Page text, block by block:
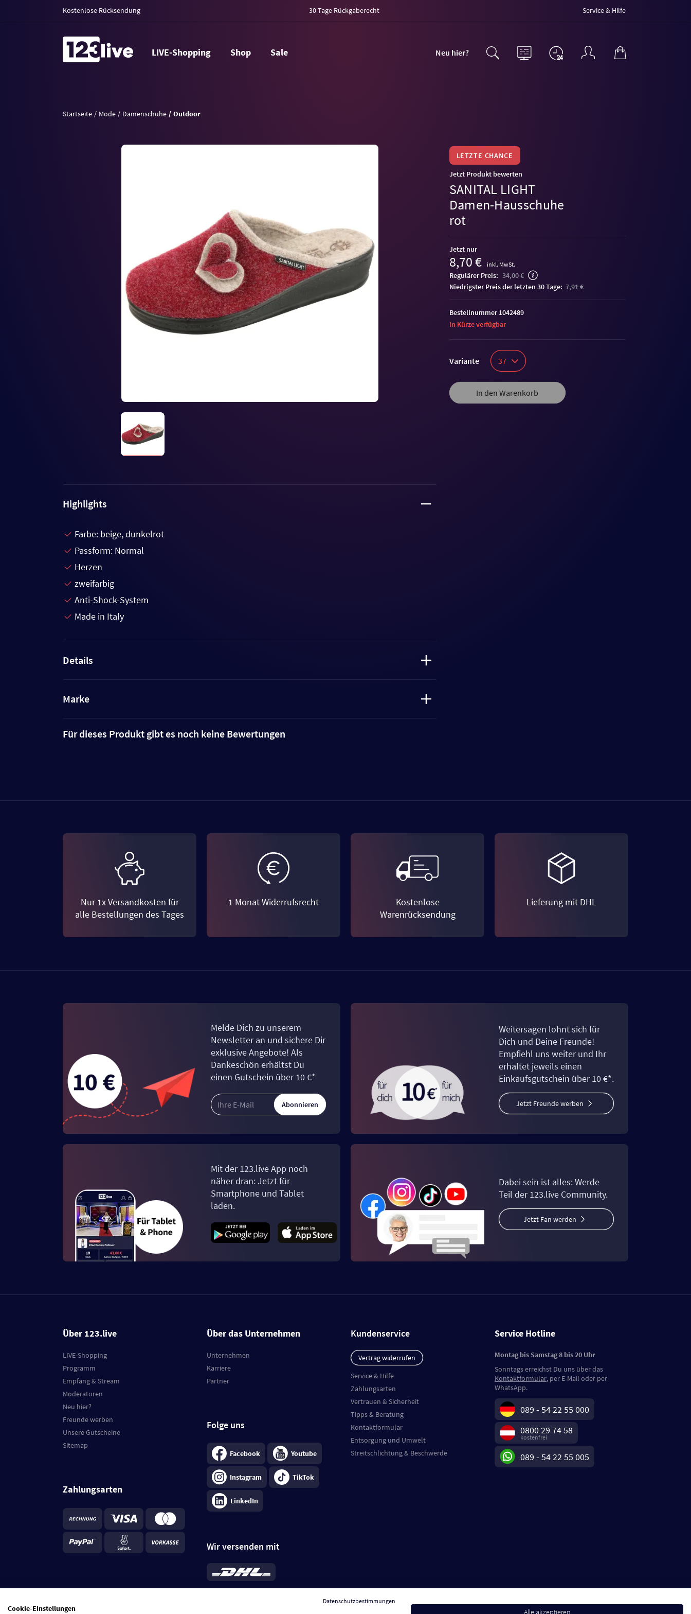
Kostenlose Rücksendung 30 Tage Rückgaberecht Service & Hilfe
LIVE-Shopping Shop Sale Neu hier?
Startseite Mode Damenschuhe Outdoor
LETZTE CHANCE
Jetzt Produkt bewerten
SANITAL LIGHT
Damen-Hausschuhe
rot
Jetzt nur
8,70 € inkl. MwSt.
Regulärer Preis: 34,00 €
niedrigster Preis der letzten 30 Tage: 7,91 €
Variante 37
In den Warenkorb
Bestellnummer 1042489
In Kürze verfügbar
Highlights
Farbe: beige, dunkelrot
Passform: Normal
Herzen
zweifarbig
Anti-Shock-System
Made in Italy
Details
Marke
Für dieses Produkt gibt es noch keine Bewertungen
Nur 1x Versandkosten für
alle Bestellungen des Tages
1 Monat Widerrufsrecht
Kostenlose
Warenrücksendung
Lieferung mit DHL
Melde Dich zu unserem
Newsletter an und sichere Dir
exklusive Angebote! Als
Dankeschön erhältst Du
einen Gutschein über 10 €*
Abonnieren
Weitersagen lohnt sich für
Dich und Deine Freunde!
Empfiehl uns weiter und Ihr
erhaltet jeweils einen
Einkaufsgutschein über 10 €*.
Jetzt Freunde werben
Mit der 123.live App noch
näher dran: Jetzt für
Smartphone und Tablet
laden.
Dabei sein ist alles: Werde
Teil der 123.live Community.
Jetzt Fan werden
Über 123.live
LIVE-Shopping
Programm
Empfang & Stream
Moderatoren
Neu hier?
Freunde werben
Unsere Gutscheine
Sitemap
Zahlungsarten
Über das Unternehmen
Unternehmen
Karriere
Partner
Folge uns
Facebook Youtube
Instagram TikTok
LinkedIn
Wir versenden mit
*Standard 6,95 €; bei Kühlware zzgl. 0,99 €
je Bestellung, insgesamt 7,94 €. Lieferzeit3-
Kundenservice
Vertrag widerrufen
Service & Hilfe
Zahlungsarten
Vertrauen & Sicherheit
Tipps & Beratung
Kontaktformular
Entsorgung und Umwelt
Streitschlichtung & Beschwerde
Service Hotline
Montag bis Samstag 8 bis 20 Uhr
Sonntags erreichst Du uns über das
Kontaktformular, per E-Mail oder per
WhatsApp.
089 - 54 22 55 000
0800 29 74 58
kostenfrei
089 - 54 22 55 005
Datenschutzbestimmungen
Cookie-Einstellungen Alle akzeptieren